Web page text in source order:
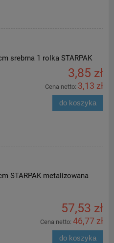
srebrna 1 rolka STARPAK
3,85 zł
Cena netto: 3,13 zł
do koszyka
STARPAK metalizowana
57,53 zł
Cena netto: 46,77 zł
do koszyka